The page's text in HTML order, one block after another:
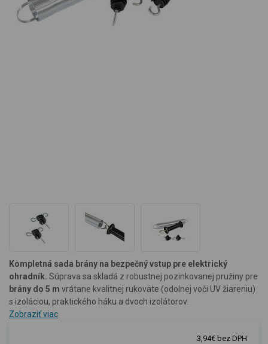
Kompletná sada brány na bezpečný vstup pre elektrický
ohradník. Súprava sa skladá z robustnej pozinkovanej pružiny pre
brány do 5 m vrátane kvalitnej rukoväte (odolnej voči UV žiareniu)
s izoláciou, praktického háku a dvoch izolátorov.
Zobraziť viac
3,94€ bez DPH